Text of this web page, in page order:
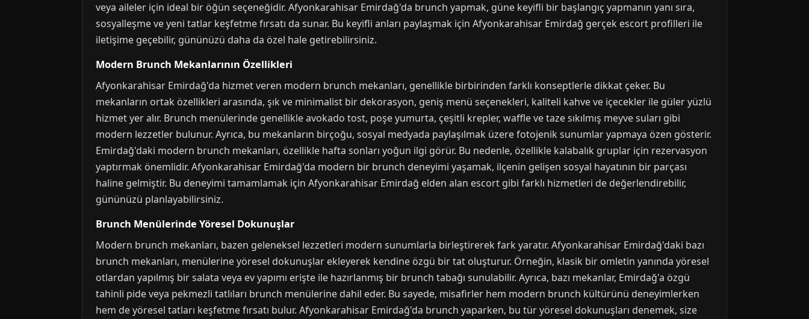
veya aileler için ideal bir öğün seçeneğidir. Afyonkarahisar Emirdağ'da brunch yapmak, güne keyifli bir başlangıç yapmanın yanı sıra,
sosyalleşme ve yeni tatlar keşfetme fırsatı da sunar. Bu keyifli anları paylaşmak için Afyonkarahisar Emirdağ gerçek escort profilleri ile
iletişime geçebilir, gününüzü daha da özel hale getirebilirsiniz.
Modern Brunch Mekanlarının Özellikleri
Afyonkarahisar Emirdağ'da hizmet veren modern brunch mekanları, genellikle birbirinden farklı konseptlerle dikkat çeker. Bu
mekanların ortak özellikleri arasında, şık ve minimalist bir dekorasyon, geniş menü seçenekleri, kaliteli kahve ve içecekler ile güler yüzlü
hizmet yer alır. Brunch menülerinde genellikle avokado tost, poşe yumurta, çeşitli krepler, waffle ve taze sıkılmış meyve suları gibi
modern lezzetler bulunur. Ayrıca, bu mekanların birçoğu, sosyal medyada paylaşılmak üzere fotojenik sunumlar yapmaya özen gösterir.
Emirdağ'daki modern brunch mekanları, özellikle hafta sonları yoğun ilgi görür. Bu nedenle, özellikle kalabalık gruplar için rezervasyon
yaptırmak önemlidir. Afyonkarahisar Emirdağ'da modern bir brunch deneyimi yaşamak, ilçenin gelişen sosyal hayatının bir parçası
haline gelmiştir. Bu deneyimi tamamlamak için Afyonkarahisar Emirdağ elden alan escort gibi farklı hizmetleri de değerlendirebilir,
gününüzü planlayabilirsiniz.
Brunch Menülerinde Yöresel Dokunuşlar
Modern brunch mekanları, bazen geleneksel lezzetleri modern sunumlarla birleştirerek fark yaratır. Afyonkarahisar Emirdağ'daki bazı
brunch mekanları, menülerine yöresel dokunuşlar ekleyerek kendine özgü bir tat oluşturur. Örneğin, klasik bir omletin yanında yöresel
otlardan yapılmış bir salata veya ev yapımı erişte ile hazırlanmış bir brunch tabağı sunulabilir. Ayrıca, bazı mekanlar, Emirdağ'a özgü
tahinli pide veya pekmezli tatlıları brunch menülerine dahil eder. Bu sayede, misafirler hem modern brunch kültürünü deneyimlerken
hem de yöresel tatları keşfetme fırsatı bulur. Afyonkarahisar Emirdağ'da brunch yaparken, bu tür yöresel dokunuşları denemek, size